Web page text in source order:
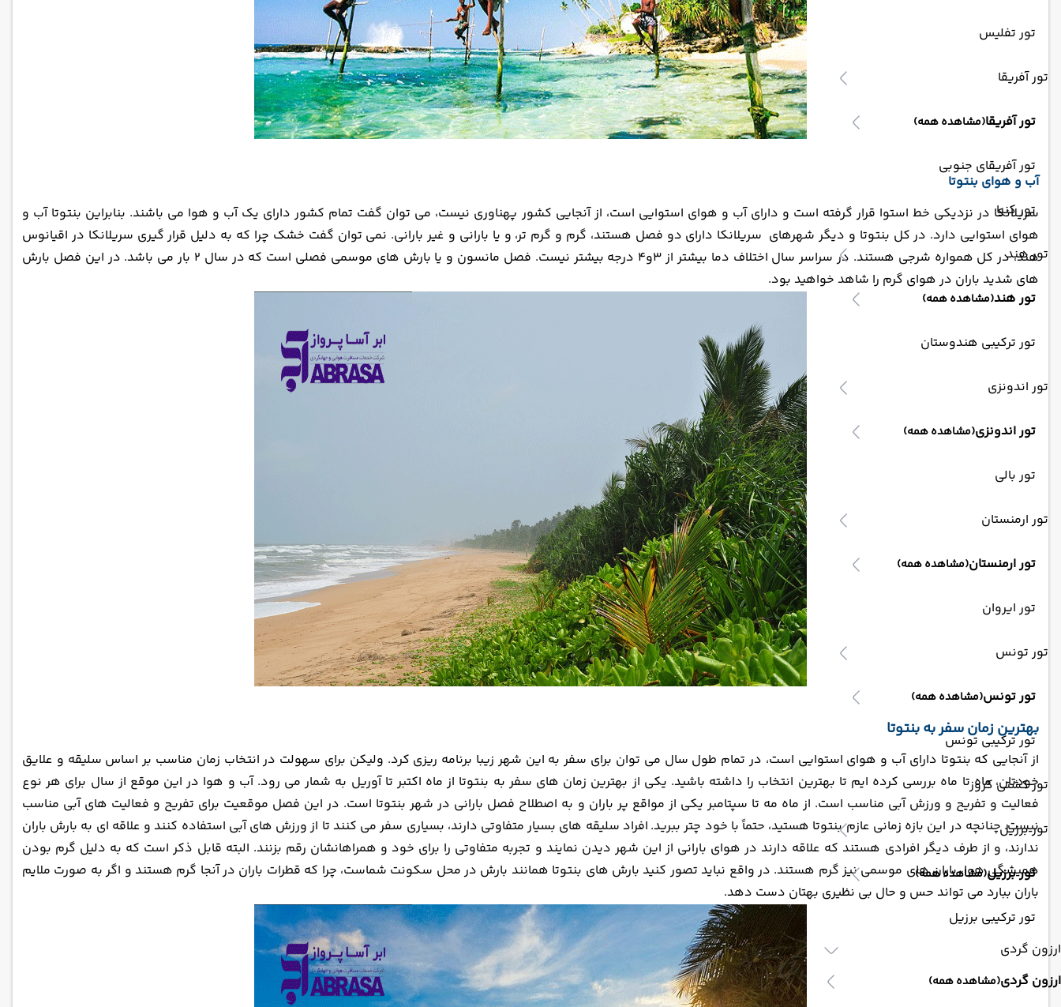
تور تفلیس
تور آفریقا
تور آفریقا(مشاهده همه)
تور آفریقای جنوبی
تور کنیا
تور هند
تور هند(مشاهده همه)
تور ترکیبی هندوستان
تور اندونزی
تور اندونزی(مشاهده همه)
تور بالی
تور ارمنستان
تور ارمنستان(مشاهده همه)
تور ایروان
تور تونس
تور تونس(مشاهده همه)
تور ترکیبی تونس
تور کشتی کروز
تور برزیل
تور برزیل(مشاهده همه)
تور ترکیبی برزیل
ارزون گردی
ارزون گردی(مشاهده همه)
آب و هوای بنتوتا
سریلانکا در نزدیکی خط استوا قرار گرفته است و دارای آب و هوای استوایی است، از آنجایی کشور پهناوری نیست، می توان گفت تمام کشور دارای یک آب و هوا می باشند. بنابراین بنتوتا آب و
هوای استوایی دارد. در کل بنتوتا و دیگر شهرهای سریلانکا دارای دو فصل هستند، گرم و گرم تر، و یا بارانی و غیر بارانی. نمی توان گفت خشک چرا که به دلیل قرار گیری سریلانکا در اقیانوس
هند، در کل همواره شرجی هستند. در سراسر سال اختلاف دما بیشتر از 3و4 درجه بیشتر نیست. فصل مانسون و یا بارش های موسمی فصلی است که در سال 2 بار می باشد. در این فصل بارش
های شدید باران در هوای گرم را شاهد خواهید بود.
بهترین زمان سفر به بنتوتا
از آنجایی که بنتوتا دارای آب و هوای استوایی است، در تمام طول سال می توان برای سفر به این شهر زیبا برنامه ریزی کرد. ولیکن برای سهولت در انتخاب زمان مناسب بر اساس سلیقه و علایق
خودتان، ماه تا ماه بررسی کرده ایم تا بهترین انتخاب را داشته باشید. یکی از بهترین زمان های سفر به بنتوتا از ماه اکتبر تا آوریل به شمار می رود. آب و هوا در این موقع از سال برای هر نوع
فعالیت و تفریح و ورزش آبی مناسب است. از ماه مه تا سپتامبر یکی از مواقع پر باران و به اصطلاح فصل بارانی در شهر بنتوتا است. در این فصل موقعیت برای تفریح و فعالیت های آبی مناسب
نیست. چنانچه در این بازه زمانی عازم بنتوتا هستید، حتماً با خود چتر ببرید. افراد سلیقه های بسیار متفاوتی دارند، بسیاری سفر می کنند تا از ورزش های آبی استفاده کنند و علاقه ای به بارش باران
ندارند، و از طرف دیگر افرادی هستند که علاقه دارند در هوای بارانی از این شهر دیدن نمایند و تجربه متفاوتی را برای خود و همراهانشان رقم بزنند. البته قابل ذکر است که به دلیل گرم بودن
همیشگی هوا، باران های موسمی نیز گرم هستند. در واقع نباید تصور کنید بارش های بنتوتا همانند بارش در محل سکونت شماست، چرا که قطرات باران در آنجا گرم هستند و اگر به صورت ملایم
باران ببارد می تواند حس و حال بی نظیری بهتان دست دهد.